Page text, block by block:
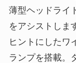
薄型ヘッドライ
をアシストしま
ヒントにしたワ
ランプを搭載。